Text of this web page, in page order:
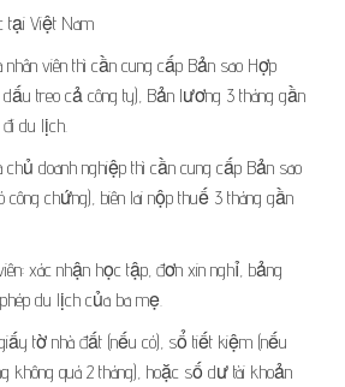
tại Việt Nam
viên thì cần cung cấp Bản sao Hợp
dấu treo cả công ty), Bản lương 3 tháng gần
du lịch.
doanh nghiệp thì cần cung cấp Bản sao
công chứng), biên lai nộp thuế 3 tháng gần
xác nhận học tập, đơn xin nghỉ, bảng
du lịch của ba mẹ.
tờ nhà đất (nếu có), sổ tiết kiệm (nếu
không quá 2 tháng), hoặc số dư tài khoản